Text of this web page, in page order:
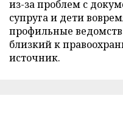
из-за проблем с
супруга и дети
профильные
близкий к
источник.